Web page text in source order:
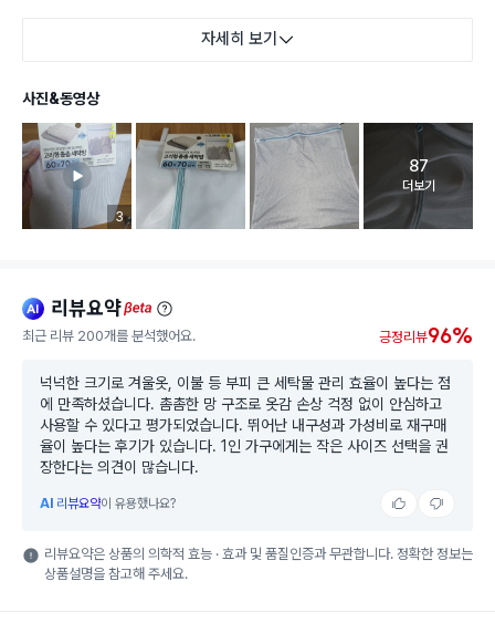
자세히 보기
사진&동영상
리뷰 이미지 등록 개수
3
고객 리뷰
87
더보기
ai 리뷰요약beta
최근 리뷰 200개를 분석했어요. 긍정리뷰96%
넉넉한 크기로 겨울옷, 이불 등 부피 큰 세탁물 관리 효율이 높다는 점
에 만족하셨습니다. 촘촘한 망 구조로 옷감 손상 걱정 없이 안심하고
사용할 수 있다고 평가되었습니다. 뛰어난 내구성과 가성비로 재구매
율이 높다는 후기가 있습니다. 1인 가구에게는 작은 사이즈 선택을 권
장한다는 의견이 많습니다.
AI 리뷰요약이 유용했나요?
리뷰요약은 상품의 의학적 효능 · 효과 및 품질인증과 무관합니다. 정확한 정보는
상품설명을 참고해 주세요.